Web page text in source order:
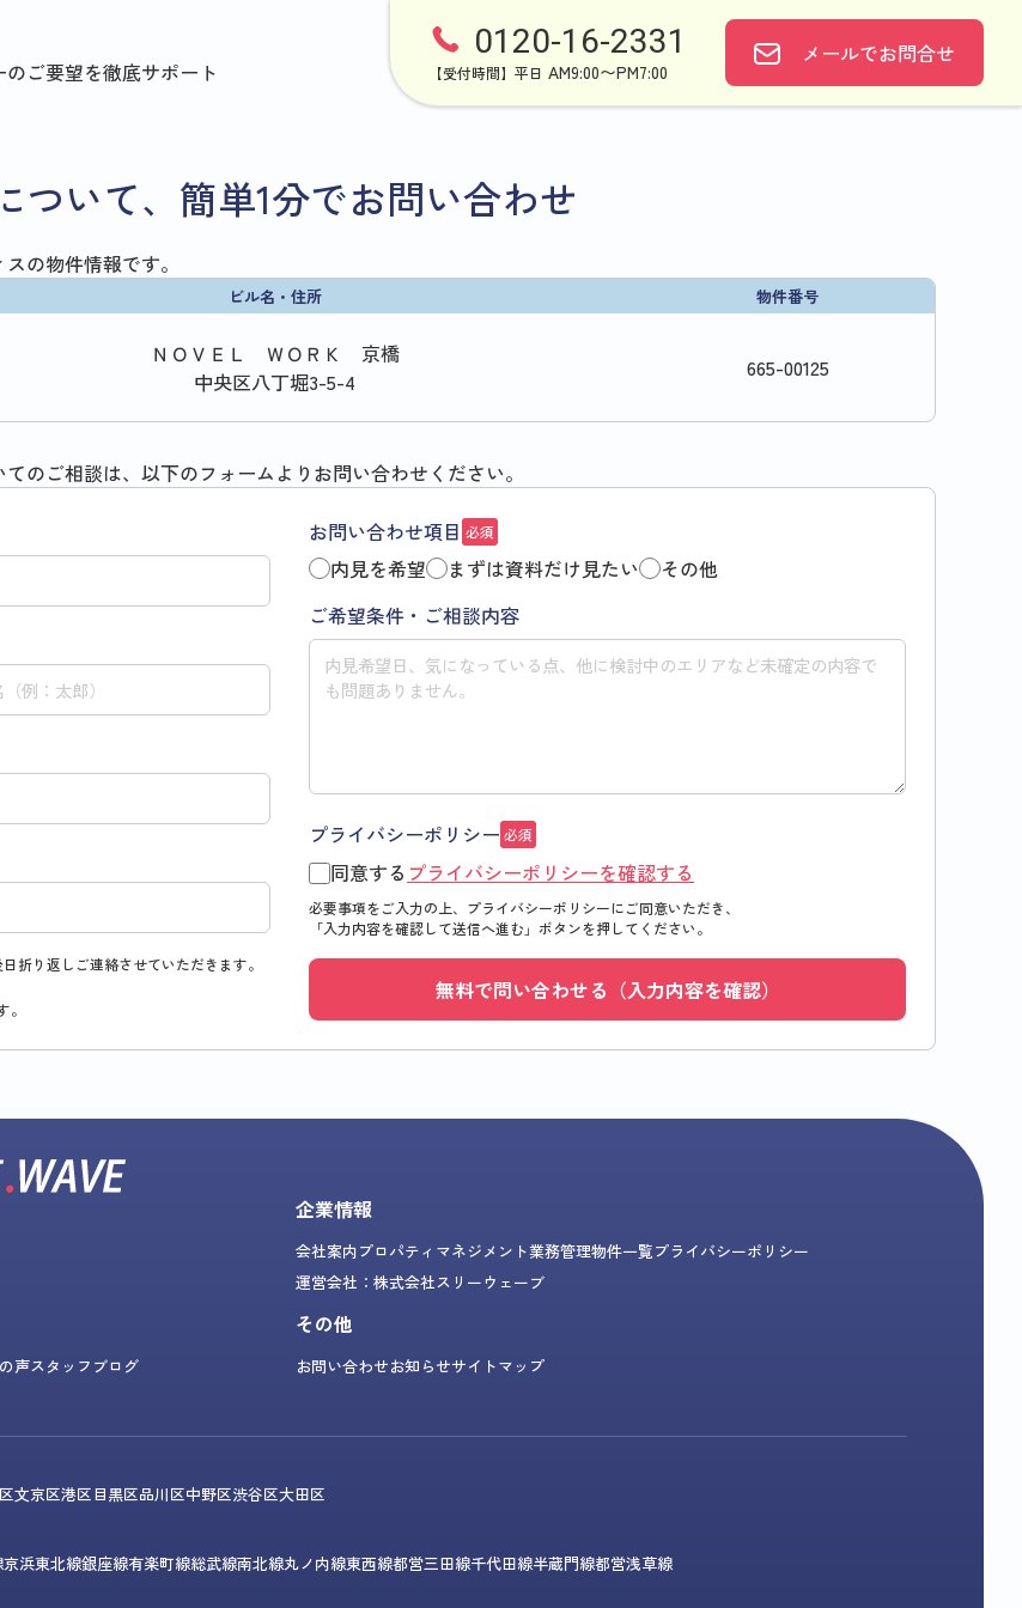
ご要望を徹底サポート
0120-16-2331
【受付時間】平日 AM9:00〜PM7:00
メールでお問合せ
ついて、簡単1分でお問い合わせ
の物件情報です。
ビル名・住所 物件番号
ＮＯＶＥＬ ＷＯＲＫ 京橋
中央区八丁堀3-5-4
665-00125
のご相談は、以下のフォームよりお問い合わせください。
折り返しご連絡させていただきます。
。
お問い合わせ項目 必須
内見を希望 まずは資料だけ見たい
その他
ご希望条件・ご相談内容
プライバシーポリシー 必須
同意する プライバシーポリシーを確認する
必要事項をご入力の上、プライバシーポリシーにご同意いただき、
「入力内容を確認して送信へ進む」 ボタンを押してください。
無料で問い合わせる（入力内容を確認）
企業情報
会社案内プロパティマネジメント業務管理物件一覧プライバシーポリシー
運営会社：株式会社スリーウェーブ
声スタッフブログ
その他
お問い合わせお知らせサイトマップ
文京区港区目黒区品川区中野区渋谷区大田区
京浜東北線銀座線有楽町線総武線南北線丸ノ内線東西線都営三田線千代田線半蔵門線都営浅草線